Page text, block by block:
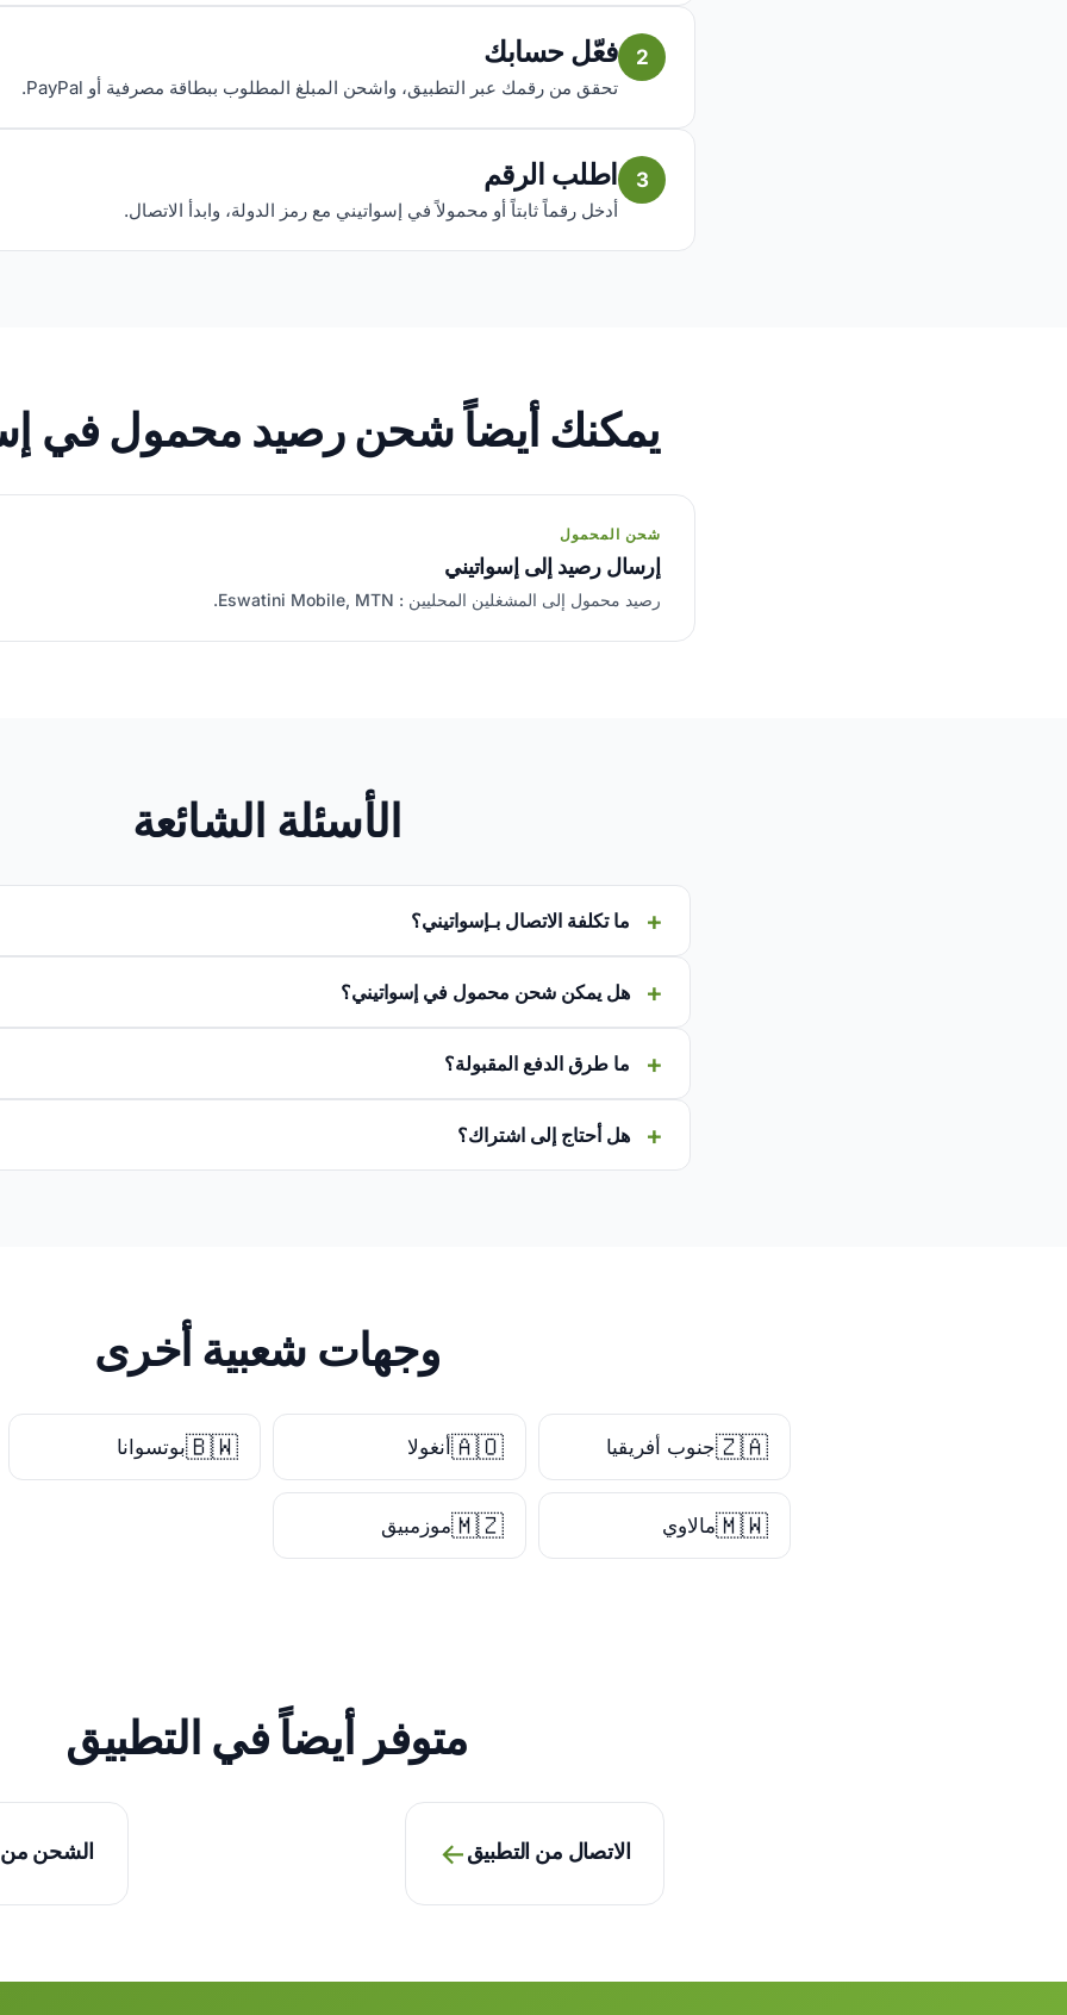
2 فعّل حسابك
تحقق من رقمك عبر التطبيق، واشحن المبلغ المطلوب ببطاقة مصرفية أو PayPal.
3 اطلب الرقم
أدخل رقماً ثابتاً أو محمولاً في إسواتيني مع رمز الدولة، وابدأ الاتصال.
يمكنك أيضاً شحن رصيد محمول في
شحن المحمول
إرسال رصيد إلى إسواتيني
رصيد محمول إلى المشغلين المحليين : Eswatini Mobile, MTN.
الأسئلة الشائعة
ما تكلفة الاتصال بـإسواتيني؟
هل يمكن شحن محمول في إسواتيني؟
ما طرق الدفع المقبولة؟
هل أحتاج إلى اشتراك؟
وجهات شعبية أخرى
🇿🇦جنوب أفريقيا 🇦🇴 أنغولا 🇧🇼بوتسوانا
🇲🇼مالاوي 🇲🇿موزمبيق
متوفر أيضاً في التطبيق
الاتصال من التطبيق→ الشحن من